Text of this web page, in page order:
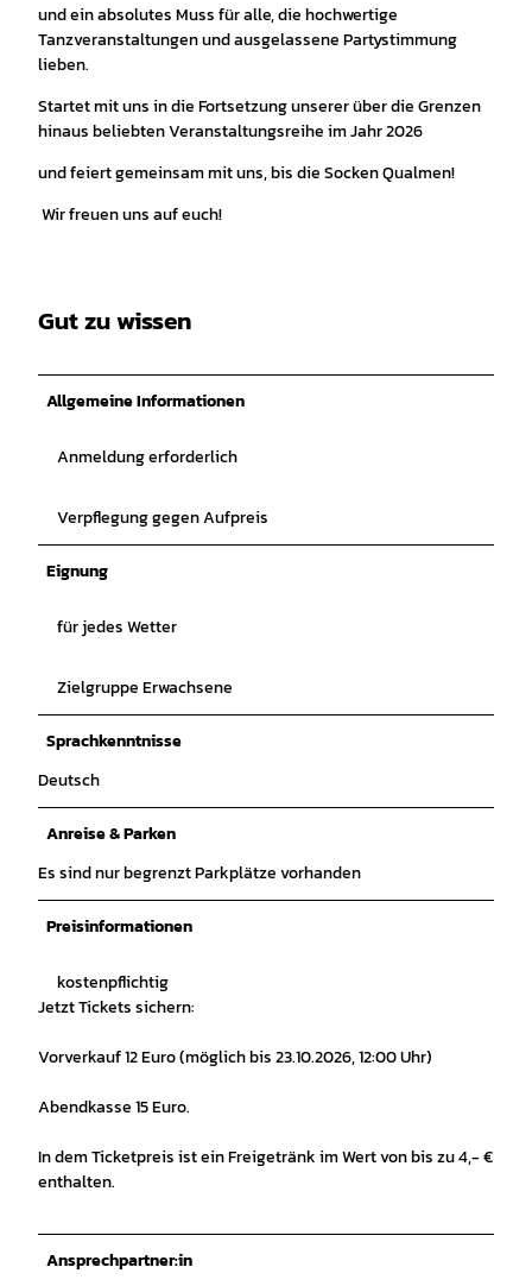
und ein absolutes Muss für alle, die hochwertige
Tanzveranstaltungen und ausgelassene Partystimmung
lieben.
Startet mit uns in die Fortsetzung unserer über die Grenzen
hinaus beliebten Veranstaltungsreihe im Jahr 2026
und feiert gemeinsam mit uns, bis die Socken Qualmen!
Wir freuen uns auf euch!
Gut zu wissen
Allgemeine Informationen
Anmeldung erforderlich
Verpflegung gegen Aufpreis
Eignung
für jedes Wetter
Zielgruppe Erwachsene
Sprachkenntnisse
Deutsch
Anreise & Parken
Es sind nur begrenzt Parkplätze vorhanden
Preisinformationen
kostenpflichtig
Jetzt Tickets sichern:
Vorverkauf 12 Euro (möglich bis 23.10.2026, 12:00 Uhr)
Abendkasse 15 Euro.
In dem Ticketpreis ist ein Freigetränk im Wert von bis zu 4,- €
enthalten.
Ansprechpartner:in